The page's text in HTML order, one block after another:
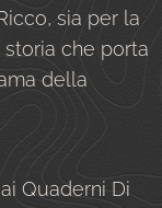
sia per la
che porta
della
Quaderni Di